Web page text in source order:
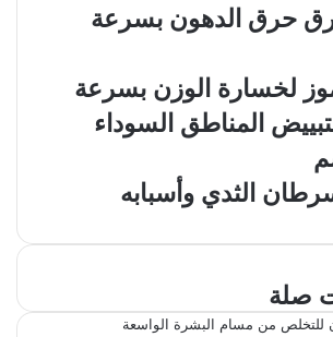
حرق الدهون بسرعة
لخسارة الوزن بسرعة
المناطق السوداء
الثدي وأسبابه
صلة